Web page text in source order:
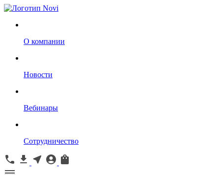
О компании
Новости
Вебинары
Сотрудничество